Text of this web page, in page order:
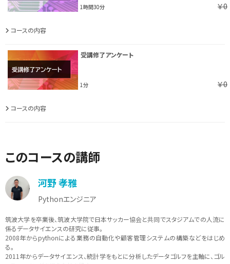
1時間30分 ￥0
コースの内容
受講修了アンケート
1分 ￥0
コースの内容
このコースの講師
河野 孝雅
Pythonエンジニア
筑波大学を卒業後、筑波大学院で日本サッカー協会と共同でスタジアムでの人流に
係るデータサイエンスの研究に従事。
2008年からpythonによる業務の自動化や顧客管理システムの構築などをはじめ
る。
2011年からデータサイエンス、統計学をもとに分析したデータゴルフを主軸に、ゴル